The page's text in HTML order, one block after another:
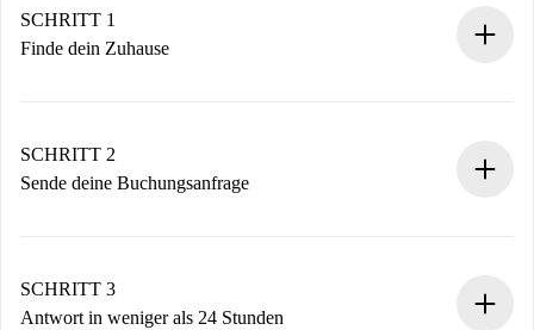
SCHRITT 1
Finde dein Zuhause
Du erhältst alle notwendigen Informationen im Voraus.
SCHRITT 2
Sende deine Buchungsanfrage
Denk daran, dass wir dich erst belasten, wenn der
Vermieter zustimmt.
SCHRITT 3
Antwort in weniger als 24 Stunden